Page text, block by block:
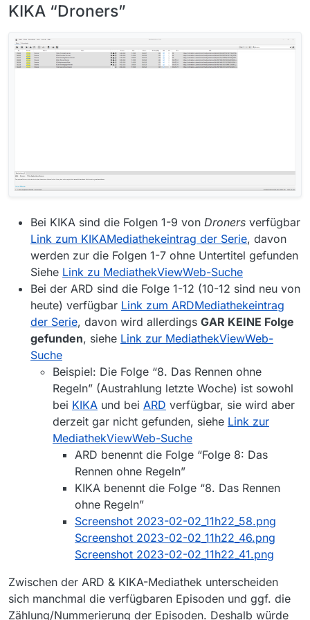
KIKA “Droners”
Bei KIKA sind die Folgen 1-9 von Droners verfügbar
Link zum KIKAMediathekeintrag der Serie, davon
werden zur die Folgen 1-7 ohne Untertitel gefunden
Siehe Link zu MediathekViewWeb-Suche
Bei der ARD sind die Folge 1-12 (10-12 sind neu von
heute) verfügbar Link zum ARDMediathekeintrag
der Serie, davon wird allerdings GAR KEINE Folge
gefunden, siehe Link zur MediathekViewWeb-
Suche
Beispiel: Die Folge “8. Das Rennen ohne
Regeln” (Austrahlung letzte Woche) ist sowohl
bei KIKA und bei ARD verfügbar, sie wird aber
derzeit gar nicht gefunden, siehe Link zur
MediathekViewWeb-Suche
ARD benennt die Folge “Folge 8: Das
Rennen ohne Regeln”
KIKA benennt die Folge “8. Das Rennen
ohne Regeln”
Screenshot 2023-02-02_11h22_58.png
Screenshot 2023-02-02_11h22_46.png
Screenshot 2023-02-02_11h22_41.png
Zwischen der ARD & KIKA-Mediathek unterscheiden
sich manchmal die verfügbaren Episoden und ggf. die
Zählung/Nummerierung der Episoden. Deshalb würde